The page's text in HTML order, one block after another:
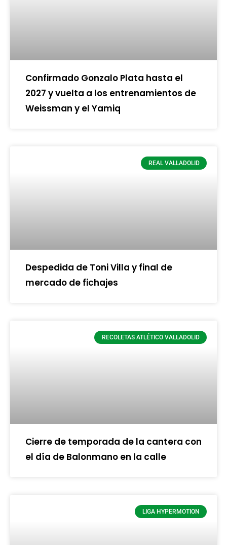
Confirmado Gonzalo Plata hasta el
2027 y vuelta a los entrenamientos de
Weissman y el Yamiq
REAL VALLADOLID
Despedida de Toni Villa y final de
mercado de fichajes
RECOLETAS ATLÉTICO VALLADOLID
Cierre de temporada de la cantera con
el día de Balonmano en la calle
LIGA HYPERMOTION